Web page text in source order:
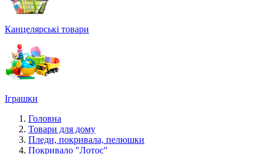
Канцелярські товари
Іграшки
Головна
Товари для дому
Пледи, покривала, пелюшки
Покривало "Лотос"